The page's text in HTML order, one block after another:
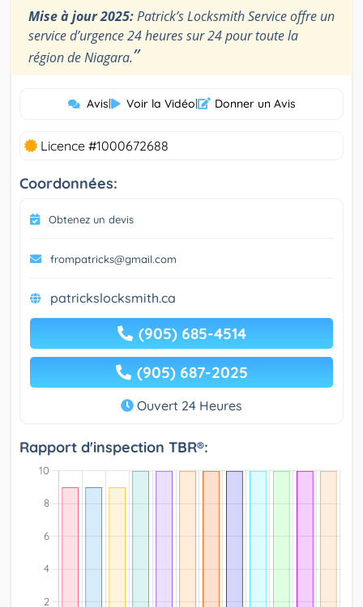
Mise à jour 2025:Patrick’s Locksmith Service offre un
service d’urgence 24 heures sur 24 pour toute la
région de Niagara.”
Avis| Voir la Vidéo| Donner un Avis
Licence #1000672688
Coordonnées:
Obtenez un devis
frompatricks@gmail.com
patrickslocksmith.ca
(905) 685-4514
(905) 687-2025
Ouvert 24 Heures
Rapport d'inspection TBR®: